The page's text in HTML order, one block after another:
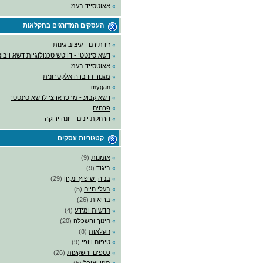
» אאוטסייד בעמ
העסקים המדורגים בחקלאות
» זיו תירם - עיצוב גינות
» דשא סינטטי - דויטש טכנולוגיות דשא
» אאוטסייד בעמ
» מגנור הדברה אלקטרונית
»
mygan
» דשא קבוע - מרכז ארצי לדשא סינטטי
» פרחים
» הרחקת יונים - יונה ירוקה
קטגוריות עסקים
» אומנות (9)
» ביגוד (9)
» בניה, שיפוץ ונקיון (29)
» בעלי חיים (5)
» בריאות (26)
» חדשות ומידע (4)
» חינוך והשכלה (20)
» חקלאות (8)
» טיפוח ויופי (9)
» כספים והשקעות (26)